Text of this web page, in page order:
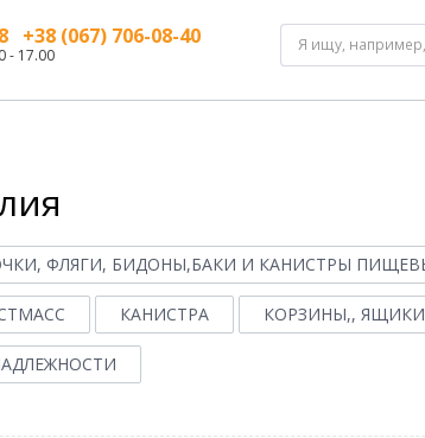
+38 (067) 706-08-40
- 17.00
Я ищу, например,
ФЛЯГИ, БИДОНЫ,БАКИ И КАНИСТРЫ
КАНИСТРА КОРЗИНЫ,, ЯЩИКИ